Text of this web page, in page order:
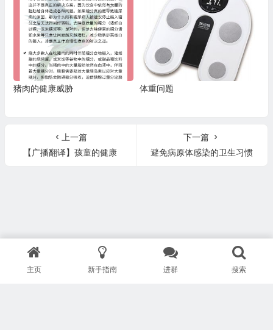
猪肉的健康威胁 体重问题
上一篇
【广播翻译】孩童的健康
下一篇
避免病原体感染的卫生习惯
主页 新手指南 进群 搜索